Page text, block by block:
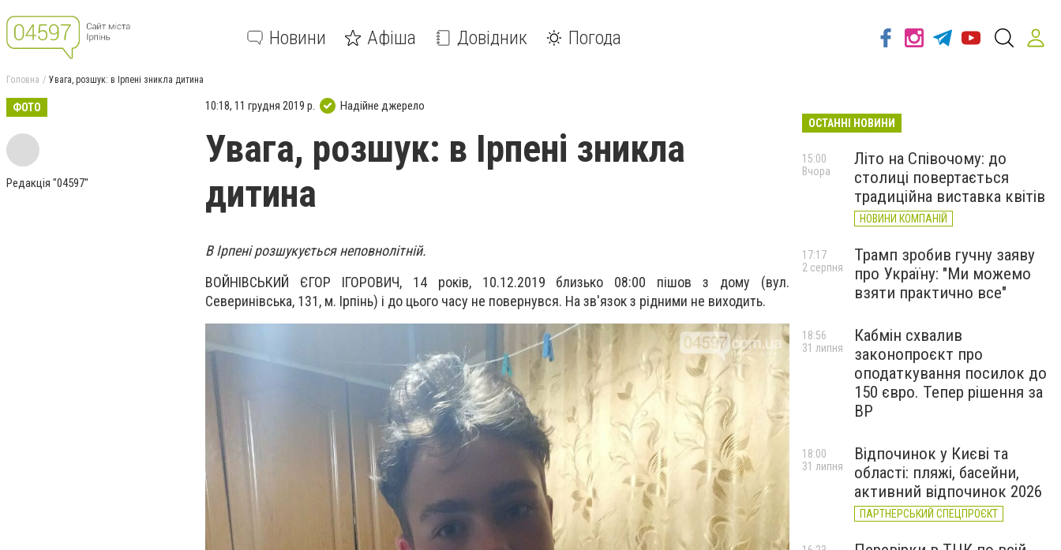
Новини Афіша Довідник Погода
Головна Увага, розшук: в Ірпені зникла дитина
ФОТО
Редакція "04597"
10:18, 11 грудня 2019 р. Надійне джерело
Увага, розшук: в Ірпені зникла
дитина
В Ірпені розшукується неповнолітній.
ВОЙНІВСЬКИЙ ЄГОР ІГОРОВИЧ, 14 років, 10.12.2019 близько 08:00 пішов з дому (вул.
Северинівська, 131, м. Ірпінь) і до цього часу не повернувся. На зв'язок з рідними не виходить.
ОСТАННІ НОВИНИ
Літо на Співочому: до
столиці повертається
традиційна виставка квітів
НОВИНИ КОМПАНІЙ
15:00
Вчора
Трамп зробив гучну заяву
про Україну: "Ми можемо
взяти практично все"
17:17
2 серпня
Кабмін схвалив
законопроєкт про
оподаткування посилок до
150 євро. Тепер рішення за
ВР
18:56
31 липня
Відпочинок у Києві та
області: пляжі, басейни,
активний відпочинок 2026
ПАРТНЕРСЬКИЙ СПЕЦПРОЄКТ
18:00
31 липня